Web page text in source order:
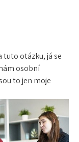
otázku, já se
osobní
to jen moje